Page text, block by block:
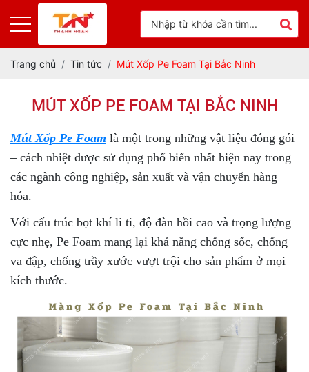
Trang chủ Tin tức Mút Xốp Pe Foam Tại Bắc Ninh
MÚT XỐP PE FOAM TẠI BẮC NINH
Mút Xốp Pe Foam là một trong những vật liệu đóng gói
– cách nhiệt được sử dụng phổ biến nhất hiện nay trong
các ngành công nghiệp, sản xuất và vận chuyển hàng
hóa.
Với cấu trúc bọt khí li ti, độ đàn hồi cao và trọng lượng
cực nhẹ, Pe Foam mang lại khả năng chống sốc, chống
va đập, chống trầy xước vượt trội cho sản phẩm ở mọi
kích thước.